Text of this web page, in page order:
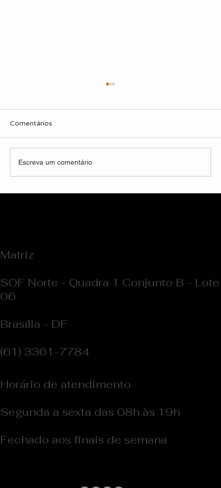
Comentários
Escreva um comentário
Matriz
SOF Norte - Quadra 1 Conjunto B - Lote
06
Brasília - DF
(61) 3361-7784
Horário de atendimento
Segunda a sexta das 08h às 19h
Fechado aos finais de semana